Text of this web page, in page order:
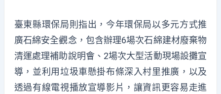
臺東縣環保局則指出，今年環保局以多元方式推
廣石綿安全觀念，包含辦理6場次石綿建材廢棄物
清運處理補助說明會、2場次大型活動現場設攤宣
導，並利用垃圾車懸掛布條深入村里推廣，以及
透過有線電視播放宣導影片，讓資訊更容易走進